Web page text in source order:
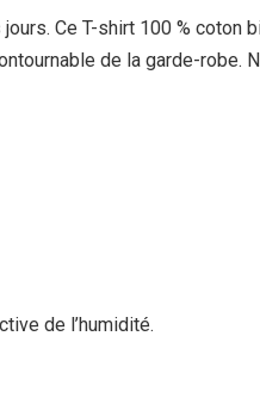
Ce T-shirt 100 % coton
de la garde-robe.
de l’humidité.